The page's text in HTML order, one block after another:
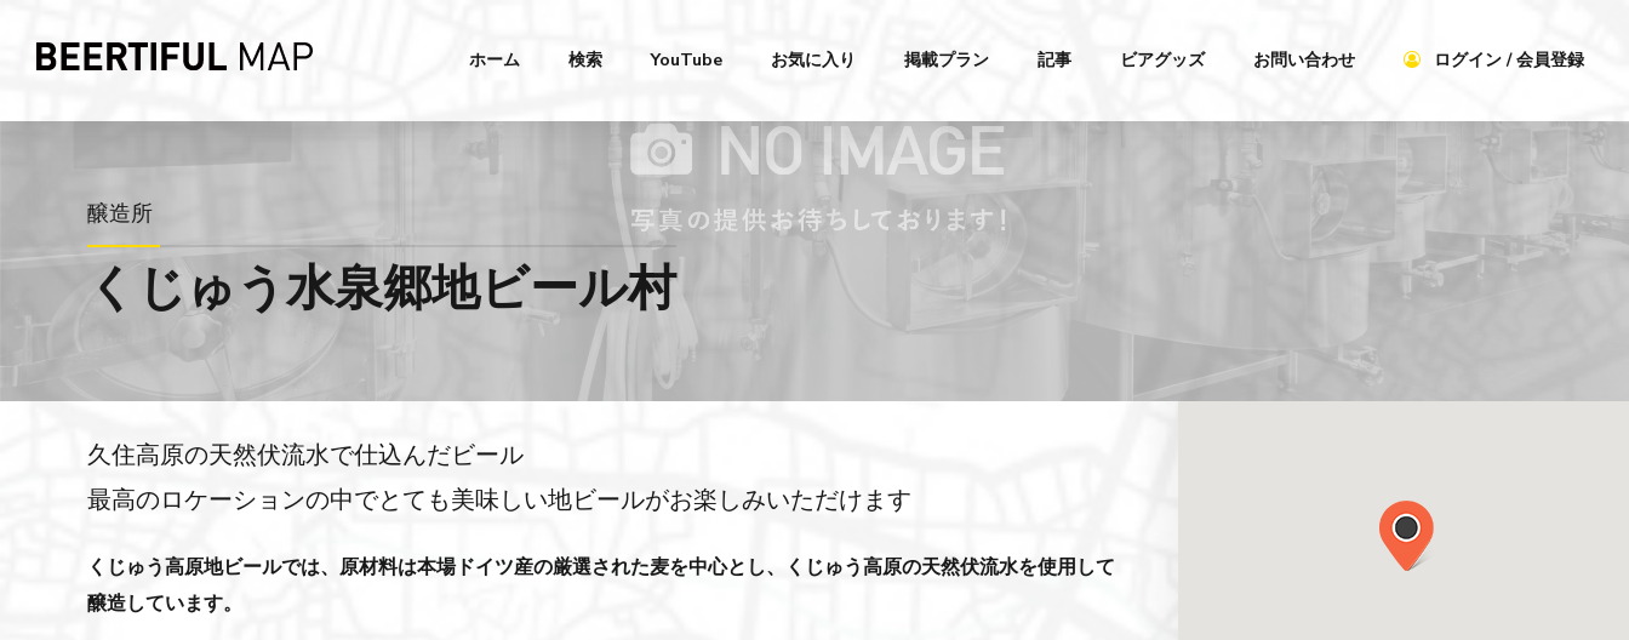
ログイン / 会員登録
ホーム 検索 YouTube お気に入り 掲載プラン 記事 ビアグッズ お問い合わせ
醸造所
くじゅう水泉郷地ビール村
久住高原の天然伏流水で仕込んだビール
最高のロケーションの中でとても美味しい地ビールがお楽しみいただけます
くじゅう高原地ビールでは、原材料は本場ドイツ産の厳選された麦を中心とし、くじゅう高原の天然伏流水を使用して
醸造しています。